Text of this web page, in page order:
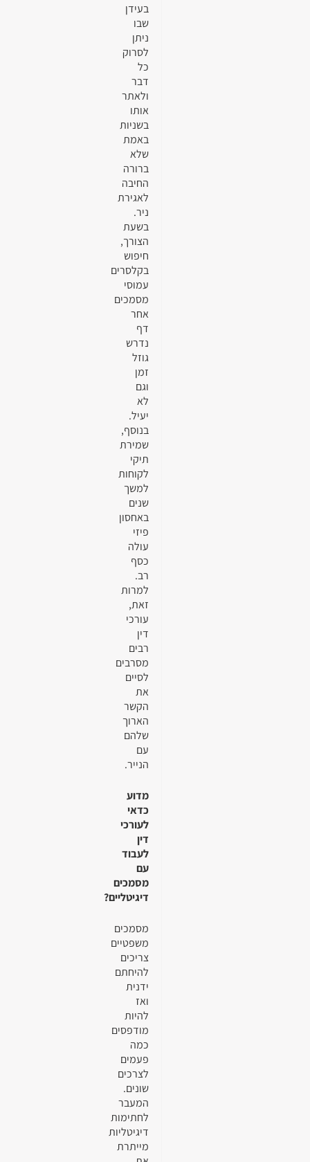
בעידן
שבו
ניתן
לסרוק
כל
דבר
ולאתר
אותו
בשניות
באמת
שלא
ברורה
החיבה
לאגירת
ניר.
בשעת
הצורך,
חיפוש
בקלסרים
עמוסי
מסמכים
אחר
דף
נדרש
גוזל
זמן
וגם
לא
יעיל.
בנוסף,
שמירת
תיקי
לקוחות
למשך
שנים
באחסון
פיזי
עולה
כסף
רב.
למרות
זאת,
עורכי
דין
רבים
מסרבים
לסיים
את
הקשר
הארוך
שלהם
עם
הנייר.
מדוע
כדאי
לעורכי
דין
לעבוד
עם
מסמכים
דיגיטליים?
מסמכים
משפטיים
צריכים
להיחתם
ידנית
ואז
להיות
מודפסים
כמה
פעמים
לצרכים
שונים.
המעבר
לחתימות
דיגיטליות
מייתרת